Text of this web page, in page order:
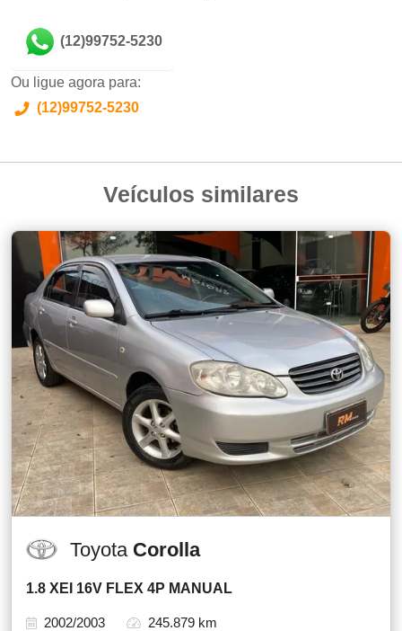
(12)99752-5230
Ou ligue agora para:
(12)99752-5230
Veículos similares
Toyota Corolla
1.8 XEI 16V FLEX 4P MANUAL
2002/2003 245.879 km